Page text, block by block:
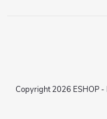
Copyright 2026 ESHOP -